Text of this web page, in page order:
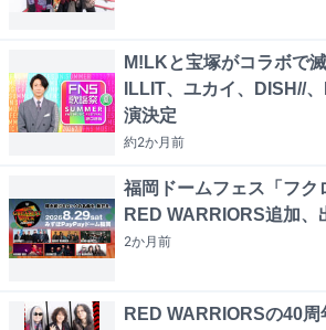
M!LKと宝塚がコラボで
ILLIT、ユカイ、DISH//
演決定
約2か月前
福岡ドームフェス「フク
RED WARRIORS追加、
2か月前
RED WARRIORSの40周